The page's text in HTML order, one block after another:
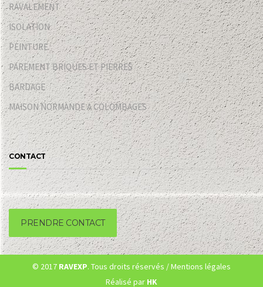
RAVALEMENT
ISOLATION
PEINTURE
PAREMENT BRIQUES ET PIERRES
BARDAGE
MAISON NORMANDE A COLOMBAGES
CONTACT
PRENDRE CONTACT
© 2017 RAVEXP. Tous droits réservés /Mentions légales
Réalisé par HK